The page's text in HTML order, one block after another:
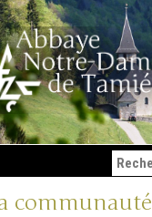
communauté